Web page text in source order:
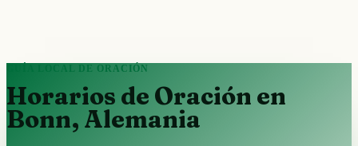
GUÍA LOCAL DE ORACIÓN
Horarios de Oración en
Bonn, Alemania